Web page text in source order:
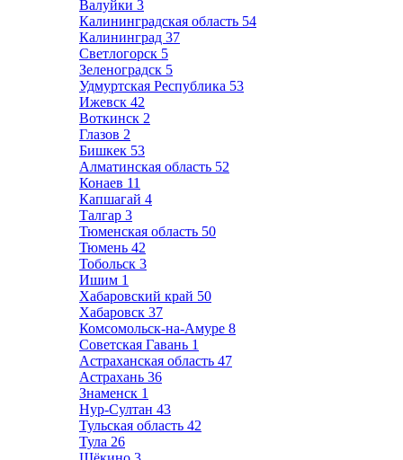
Валуйки 3
Калининградская область 54
Калининград 37
Светлогорск 5
Зеленоградск 5
Удмуртская Республика 53
Ижевск 42
Воткинск 2
Глазов 2
Бишкек 53
Алматинская область 52
Конаев 11
Капшагай 4
Талгар 3
Тюменская область 50
Тюмень 42
Тобольск 3
Ишим 1
Хабаровский край 50
Хабаровск 37
Комсомольск-на-Амуре 8
Советская Гавань 1
Астраханская область 47
Астрахань 36
Знаменск 1
Нур-Султан 43
Тульская область 42
Тула 26